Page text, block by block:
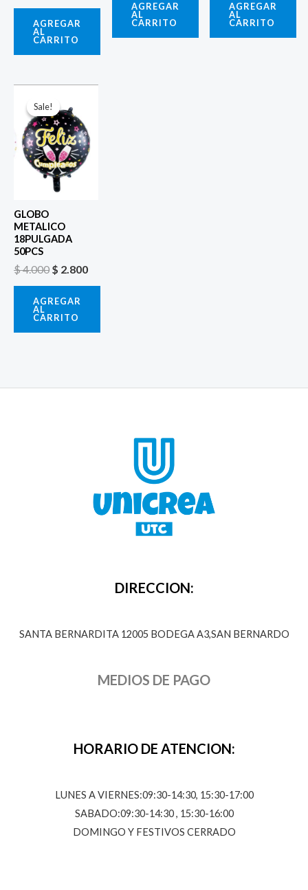
AGREGAR
AL
CARRITO
AGREGAR
AL
CARRITO
AGREGAR
AL
CARRITO
Sale!
Sale!
GLOBO
METALICO
18PULGADA
50PCS
$4.000
precio
original
era:
$ 4.000.
$ 2.800
es:
$ 2.800.
AGREGAR
AL
CARRITO
DIRECCION:
SANTA BERNARDITA 12005 BODEGA A3,SAN BERNARDO
MEDIOS DE PAGO
HORARIO DE ATENCION:
LUNES A VIERNES:09:30-14:30, 15:30-17:00
SABADO:09:30-14:30 , 15:30-16:00
DOMINGO Y FESTIVOS CERRADO